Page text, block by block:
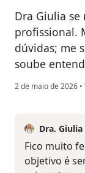
Dra Giulia se
profissional.
dúvidas; me
soube
2 de maio de 2026 •
Dra.
Fico muito
objetivo é